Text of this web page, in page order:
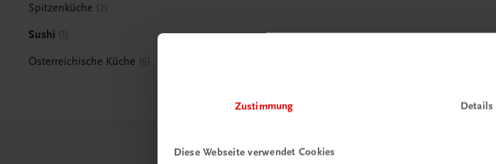
Zustimmung Details
Diese Webseite verwendet Cookies
Spitzenküche 2
Sushi 1
Österreichische Küche 6